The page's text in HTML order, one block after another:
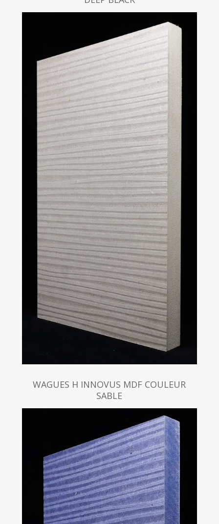
WAGUES H INNOVUS MDF COULEUR
SABLE